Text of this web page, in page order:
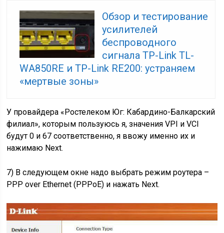
Обзор и тестирование
усилителей
беспроводного
сигнала TP-Link TL-
WA850RE и TP-Link RE200: устраняем
«мертвые зоны»
У провайдера «Ростелеком Юг: Кабардино-Балкарский
филиал», которым пользуюсь я, значения VPI и VCI
будут 0 и 67 соответственно, я ввожу именно их и
нажимаю Next.
7) В следующем окне надо выбрать режим роутера –
PPP over Ethernet (PPPoE) и нажать Next.